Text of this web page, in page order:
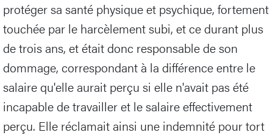
protéger sa santé physique et psychique, fortement
touchée par le harcèlement subi, et ce durant plus
de trois ans, et était donc responsable de son
dommage, correspondant à la différence entre le
salaire qu'elle aurait perçu si elle n'avait pas été
incapable de travailler et le salaire effectivement
perçu. Elle réclamait ainsi une indemnité pour tort